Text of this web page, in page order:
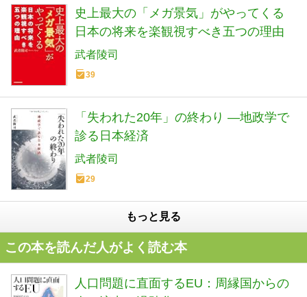
史上最大の「メガ景気」がやってくる
日本の将来を楽観視すべき五つの理由
武者陵司
39
「失われた20年」の終わり ―地政学で
診る日本経済
武者陵司
29
もっと見る
この本を読んだ人がよく読む本
人口問題に直面するEU：周縁国からの